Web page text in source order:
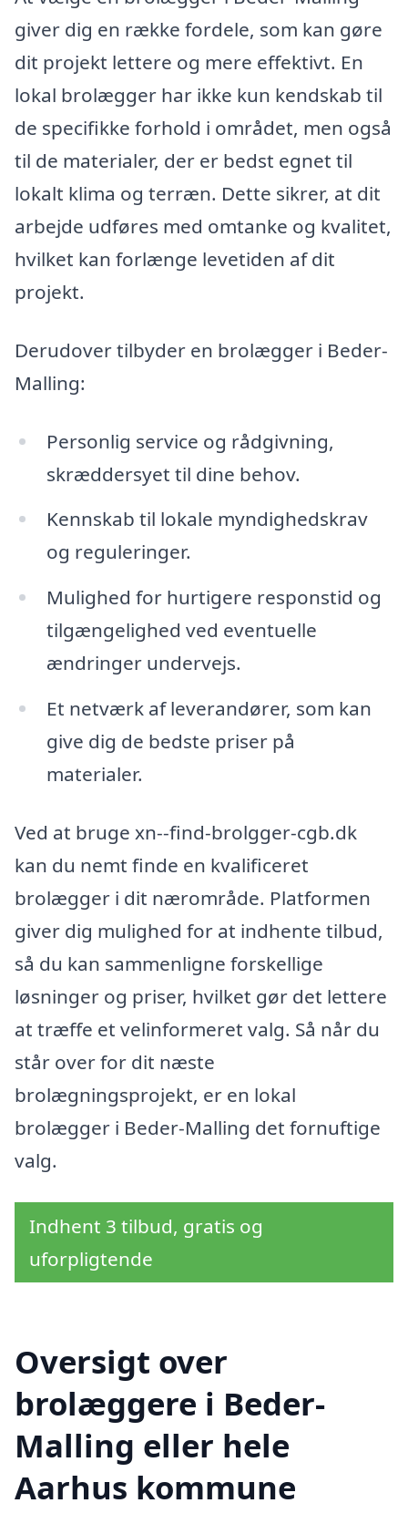
giver dig en række fordele, som kan gøre
dit projekt lettere og mere effektivt. En
lokal brolægger har ikke kun kendskab til
de specifikke forhold i området, men også
til de materialer, der er bedst egnet til
lokalt klima og terræn. Dette sikrer, at dit
arbejde udføres med omtanke og kvalitet,
hvilket kan forlænge levetiden af dit
projekt.
Derudover tilbyder en brolægger i Beder-
Malling:
Personlig service og rådgivning,
skræddersyet til dine behov.
Kennskab til lokale myndighedskrav
og reguleringer.
Mulighed for hurtigere responstid og
tilgængelighed ved eventuelle
ændringer undervejs.
Et netværk af leverandører, som kan
give dig de bedste priser på
materialer.
Ved at bruge xn--find-brolgger-cgb.dk
kan du nemt finde en kvalificeret
brolægger i dit nærområde. Platformen
giver dig mulighed for at indhente tilbud,
så du kan sammenligne forskellige
løsninger og priser, hvilket gør det lettere
at træffe et velinformeret valg. Så når du
står over for dit næste
brolægningsprojekt, er en lokal
brolægger i Beder-Malling det fornuftige
valg.
Indhent 3 tilbud, gratis og
uforpligtende
Oversigt over
brolæggere i Beder-
Malling eller hele
Aarhus kommune